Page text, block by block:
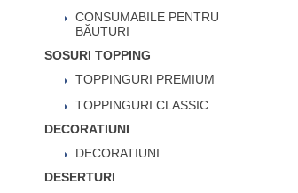
CONSUMABILE PENTRU
BĂUTURI
SOSURI TOPPING
TOPPINGURI PREMIUM
TOPPINGURI CLASSIC
DECORATIUNI
DECORATIUNI
DESERTURI